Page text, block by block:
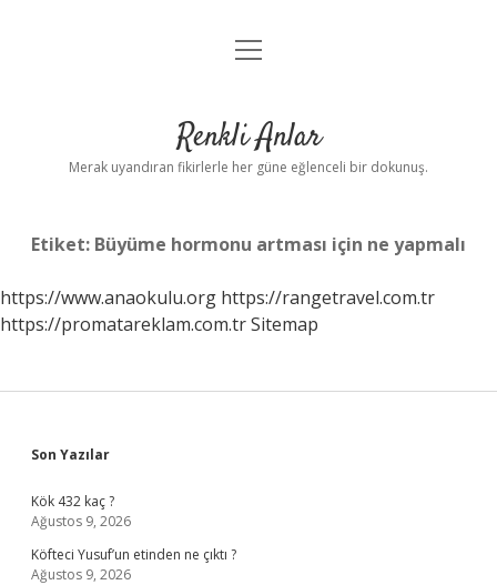
Anasayfa
Yasal Uyarı
menüyü
Renkli Anlar
Merak uyandıran fikirlerle her güne eğlenceli bir dokunuş.
Etiket: Büyüme hormonu artması için ne yapmalı
https://www.anaokulu.org https://rangetravel.com.tr
https://promatareklam.com.trSitemap
Sidebar
Son Yazılar
Kök 432 kaç ?
Ağustos 9, 2026
Köfteci Yusuf’un etinden ne çıktı ?
Ağustos 9, 2026